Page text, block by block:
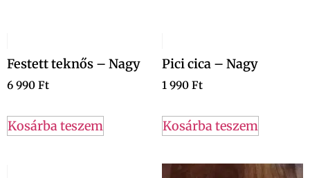
Festett teknős – Nagy
6 990 Ft
Kosárba teszem
Pici cica – Nagy
1 990 Ft
Kosárba teszem